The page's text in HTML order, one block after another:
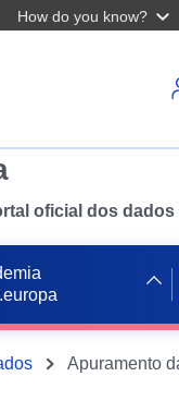
How do you know?
oficial dos
Apuramento